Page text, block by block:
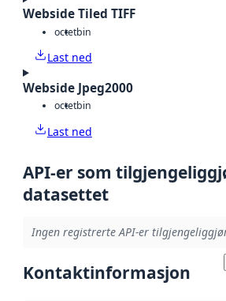
Webside Tiled TIFF
octetbin
Last ned
Webside Jpeg2000
octetbin
Last ned
API-er som
datasettet
Ingen registrerte API-er
Kontaktinformasjon